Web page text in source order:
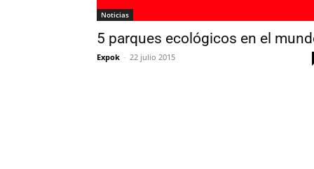
Noticias
5 parques ecológicos en el
Expok - 22 julio 2015